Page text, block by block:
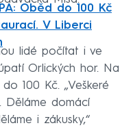
Oběd do 100 Kč
V Liberci
lidé počítat i ve
Orlických hor. Na
100 Kč. „Veškeré
Děláme domácí
i zákusky,“